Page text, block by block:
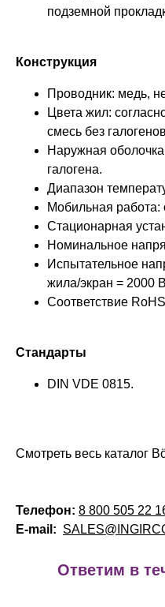
подземной
Конструкция
Проводник: медь,
Цвета жил:
смесь без
Наружная
галогена.
Диапазон
Мобильная работа:
Стационарная
Номинальное
Испытательное
жила/экран = 2000 В
Соответствие
Стандарты
DIN VDE 0815.
Смотреть весь каталог
Телефон: 8 800 505 22
E-mail:
Ответим в